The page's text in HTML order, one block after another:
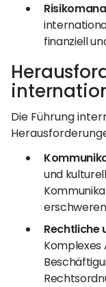
finanziell
Die Führung
und
Rechtliche